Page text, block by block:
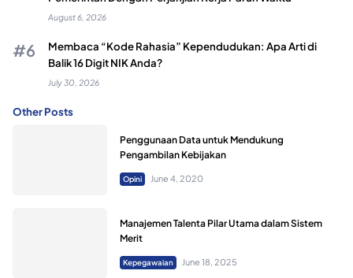
August 6, 2026
Membaca “Kode Rahasia” Kependudukan: Apa Arti di
Balik 16 Digit NIK Anda?
July 30, 2026
Other Posts
Penggunaan Data untuk Mendukung
Pengambilan Kebijakan
Opini June 4, 2020
Manajemen Talenta Pilar Utama dalam Sistem
Merit
Kepegawaian June 18, 2025